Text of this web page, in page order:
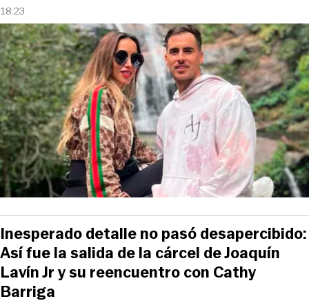
18:23
Inesperado detalle no pasó desapercibido:
Así fue la salida de la cárcel de Joaquín
Lavín Jr y su reencuentro con Cathy
Barriga